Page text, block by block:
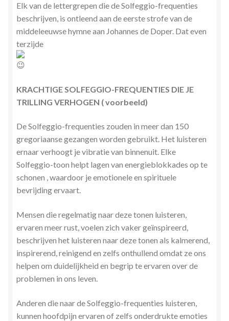
Elk van de lettergrepen die de Solfeggio-frequenties
beschrijven, is ontleend aan de eerste strofe van de
middeleeuwse hymne aan Johannes de Doper. Dat even
terzijde
KRACHTIGE SOLFEGGIO-FREQUENTIES DIE JE
TRILLING VERHOGEN ( voorbeeld)
De Solfeggio-frequenties zouden in meer dan 150
gregoriaanse gezangen worden gebruikt. Het luisteren
ernaar verhoogt je vibratie van binnenuit. Elke
Solfeggio-toon helpt lagen van energieblokkades op te
schonen , waardoor je emotionele en spirituele
bevrijding ervaart.
Mensen die regelmatig naar deze tonen luisteren,
ervaren meer rust, voelen zich vaker geïnspireerd,
beschrijven het luisteren naar deze tonen als kalmerend,
inspirerend, reinigend en zelfs onthullend omdat ze ons
helpen om duidelijkheid en begrip te ervaren over de
problemen in ons leven.
Anderen die naar de Solfeggio-frequenties luisteren,
kunnen hoofdpijn ervaren of zelfs onderdrukte emoties